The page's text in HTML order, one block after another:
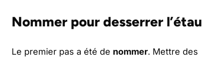
Nommer pour desserrer l’étau
Le premier pas a été de nommer. Mettre des